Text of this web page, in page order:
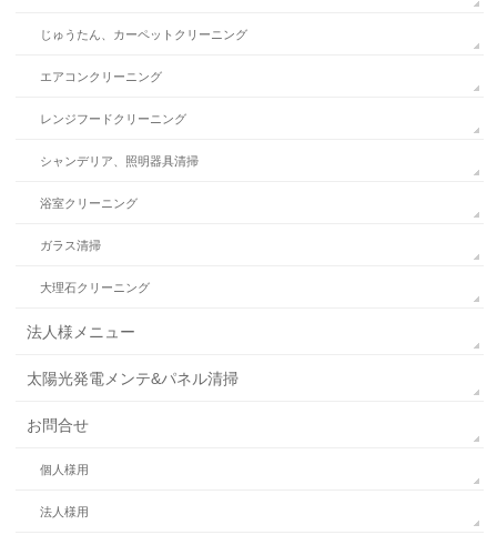
じゅうたん、カーペットクリーニング
エアコンクリーニング
レンジフードクリーニング
シャンデリア、照明器具清掃
浴室クリーニング
ガラス清掃
大理石クリーニング
法人様メニュー
太陽光発電メンテ&パネル清掃
お問合せ
個人様用
法人様用